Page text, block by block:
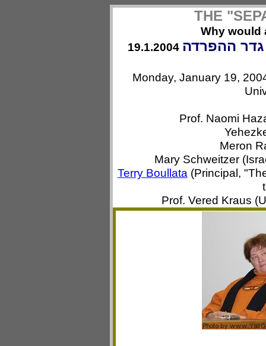
THE
Why would
ההפרדה 19.1.2004
Monday, January 19,
Prof. Naomi
Meron
Mary Schweitzer
Terry Boullata (Principal,
Prof. Vered Kraus